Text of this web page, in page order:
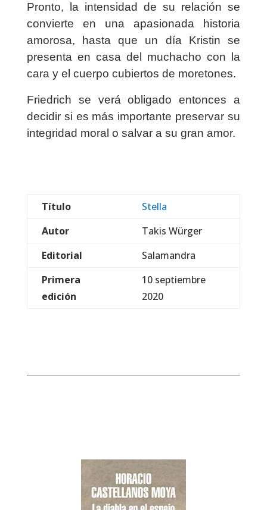
Pronto, la intensidad de su relación se
convierte en una apasionada historia
amorosa, hasta que un día Kristin se
presenta en casa del muchacho con la
cara y el cuerpo cubiertos de moretones.
Friedrich se verá obligado entonces a
decidir si es más importante preservar su
integridad moral o salvar a su gran amor.
Título
Stella
Autor
Takis Würger
Editorial
Salamandra
Primera
edición
10 septiembre
2020